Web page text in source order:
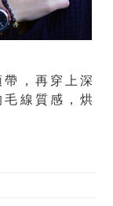
，再穿上深
線質感，烘